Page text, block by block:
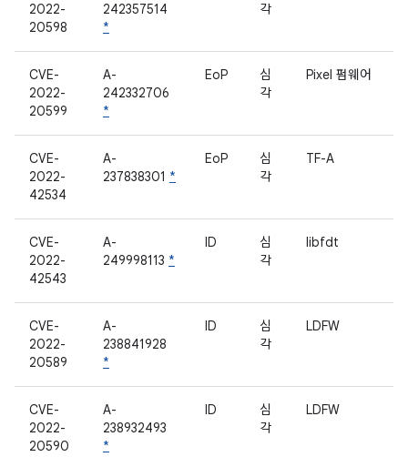
2022-
20598
242357514
*
각
CVE-
2022-
20599
A-
242332706
*
EoP
심
각
Pixel 펌웨어
CVE-
2022-
42534
A-
237838301 *
EoP
심
각
TF-A
CVE-
2022-
42543
A-
249998113 *
ID
심
각
libfdt
CVE-
2022-
20589
A-
238841928
*
ID
심
각
LDFW
CVE-
2022-
20590
A-
238932493
*
ID
심
각
LDFW